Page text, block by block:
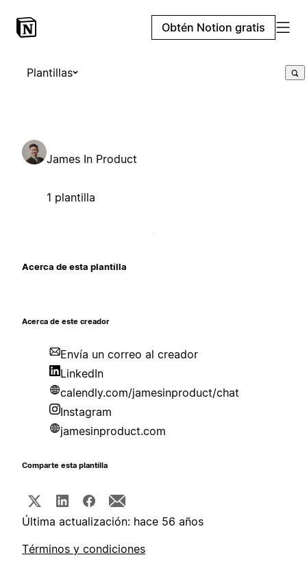
Obtén Notion gratis
Plantillas
James In Product
1 plantilla
Acerca de esta plantilla
Acerca de este creador
Envía un correo al creador
LinkedIn
calendly.com/jamesinproduct/chat
Instagram
jamesinproduct.com
Comparte esta plantilla
Última actualización: hace 56 años
Términos y condiciones